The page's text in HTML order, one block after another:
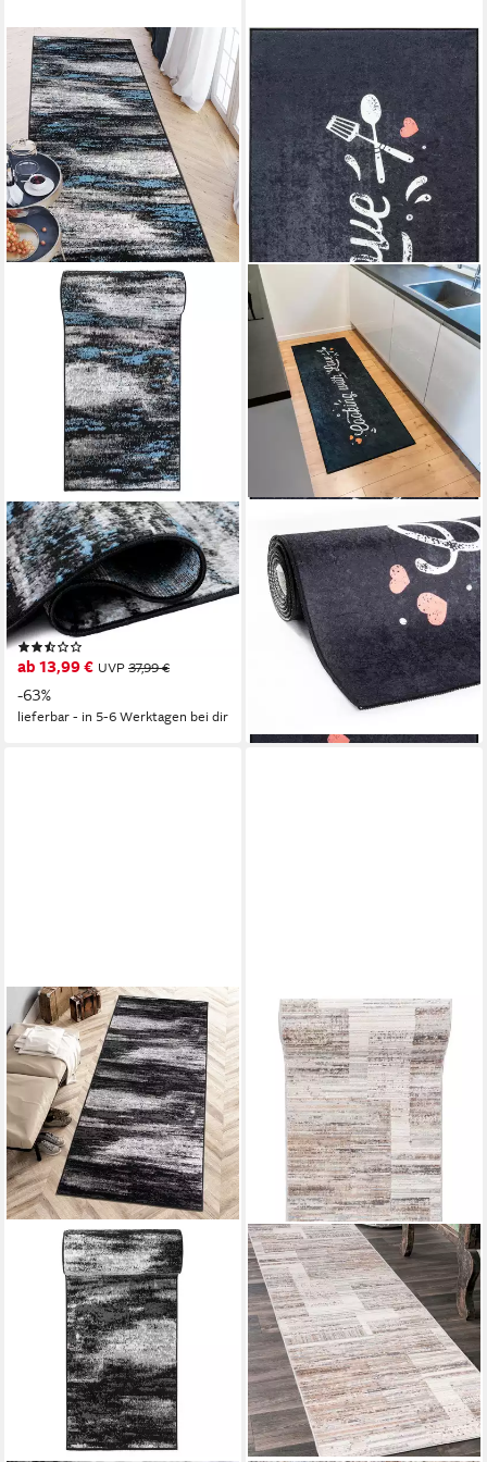
MAZOVIA
Läufer Läufer Flurläufer
Modern für Vorzimmer 70 cm
Breit Grau Blau, 70 x 100 cm,
Kurzflor, Meterware, Höhe 8
mm
ab 13,99 € UVP 37,99 €
-63%
lieferbar - in 5-6 Werktagen bei dir
Küchenläufer CAIMAS 3011,
rechteckig, Höhe: 6 mm,
Bedruckt
ab 18,99 €
lieferbar - in 6-8 Werktagen bei dir